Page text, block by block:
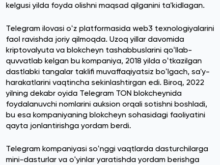
kelgusi yilda foyda olishni maqsad qilganini ta'kidlagan.
Telegram ilovasi oʻz platformasida web3 texnologiyalarini
faol ravishda joriy qilmoqda. Uzoq yillar davomida
kriptovalyuta va blokcheyn tashabbuslarini qoʻllab-
quvvatlab kelgan bu kompaniya, 2018 yilda oʻtkazilgan
dastlabki tangalar taklifi muvaffaqiyatsiz boʻlgach, sa'y-
harakatlarini vaqtincha sekinlashtirgan edi. Biroq, 2022
yilning dekabr oyida Telegram TON blokcheynida
foydalanuvchi nomlarini auksion orqali sotishni boshladi,
bu esa kompaniyaning blokcheyn sohasidagi faoliyatini
qayta jonlantirishga yordam berdi.
Telegram kompaniyasi soʻnggi vaqtlarda dasturchilarga
mini-dasturlar va oʻyinlar yaratishda yordam berishga